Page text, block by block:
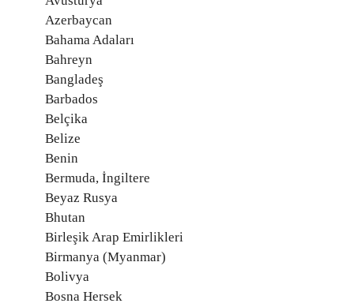
Azerbaycan
Bahama Adaları
Bahreyn
Bangladeş
Barbados
Belçika
Belize
Benin
Bermuda, İngiltere
Beyaz Rusya
Bhutan
Birleşik Arap Emirlikleri
Birmanya (Myanmar)
Bolivya
Bosna Hersek